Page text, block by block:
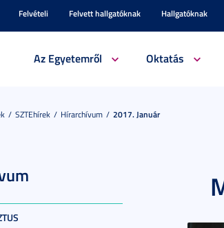
Felvételi Felvett hallgatóknak Hallgatóknak
Az Egyetemről Oktatás
SZTEhírek Hírarchívum 2017. Január